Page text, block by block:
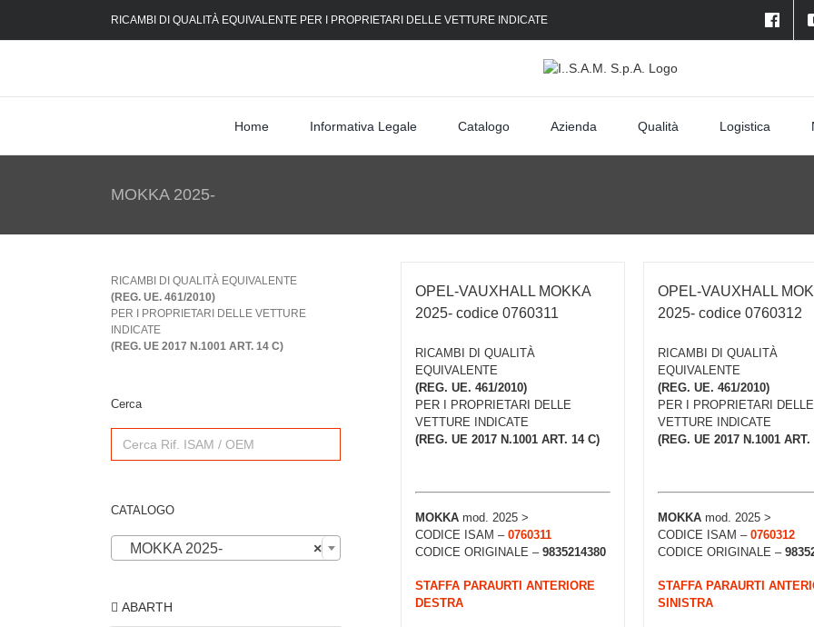
RICAMBI DI QUALITÀ EQUIVALENTE PER I PROPRIETARI DELLE VETTURE INDICATE
Home Informativa Legale Catalogo Azienda Qualità Logistica
MOKKA 2025-
OPEL-VAUXHALL MOKKA
2025- codice 0760311
RICAMBI DI QUALITÀ
EQUIVALENTE
(REG. UE. 461/2010)
PER I PROPRIETARI DELLE
VETTURE INDICATE
(REG. UE 2017 N.1001 ART. 14 C)
MOKKA mod. 2025 >
CODICE ISAM – 0760311
CODICE ORIGINALE – 9835214380
STAFFA PARAURTI ANTERIORE
DESTRA
OPEL-VAUXHALL
2025- codice 0760312
RICAMBI DI QUALITÀ
EQUIVALENTE
(REG. UE. 461/2010)
PER I PROPRIETARI DELLE
VETTURE INDICATE
(REG. UE 2017 N.1001 ART.
MOKKAmod. 2025 >
CODICE ISAM – 0760312
CODICE ORIGINALE –
STAFFA PARAURTI
SINISTRA
RICAMBI DI QUALITÀ EQUIVALENTE
(REG. UE. 461/2010)
PER I PROPRIETARI DELLE VETTURE
INDICATE
(REG. UE 2017 N.1001 ART. 14 C)
Cerca
Search
for:
CATALOGO
×
MOKKA 2025-
ABARTH